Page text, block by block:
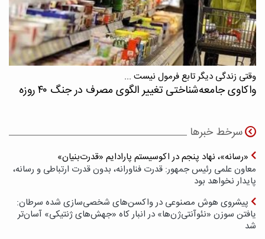
وقتی زندگی دیگر تابع فرمول نیست ...
واکاوی جامعه‌شناختی تغییر الگوی مصرف در جنگ ۴۰ روزه
سرخط خبرها
«رسانه»، نهاد پنجم در اکوسیستم پارادایم «قدرت‌بنیان»
معاون علمی رئیس جمهور: قدرت فناورانه، بدون قدرت ارتباطی و رسانه،
پایدار نخواهد بود
پیشروی هوش مصنوعی در واکسن‌های شخصی‌سازی شده سرطان:
یافتن سوزن «نئوآنتی‌ژن‌ها» در انبار کاه «جهش‌های ژنتیکی» آسان‌تر
شد